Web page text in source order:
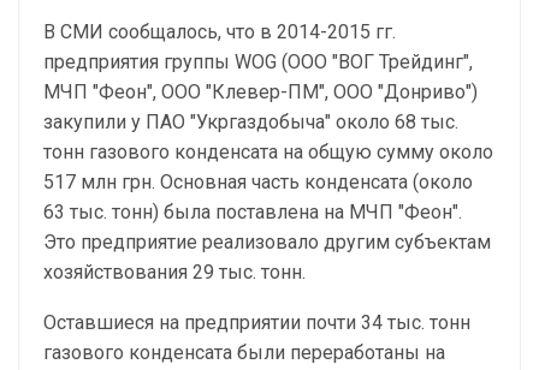
В СМИ сообщалось, что в 2014-2015 гг.
предприятия группы WOG (ООО "ВОГ Трейдинг",
МЧП "Феон", ООО "Клевер-ПМ", ООО "Донриво")
закупили у ПАО "Укргаздобыча" около 68 тыс.
тонн газового конденсата на общую сумму около
517 млн грн. Основная часть конденсата (около
63 тыс. тонн) была поставлена на МЧП "Феон".
Это предприятие реализовало другим субъектам
хозяйствования 29 тыс. тонн.
Оставшиеся на предприятии почти 34 тыс. тонн
газового конденсата были переработаны на